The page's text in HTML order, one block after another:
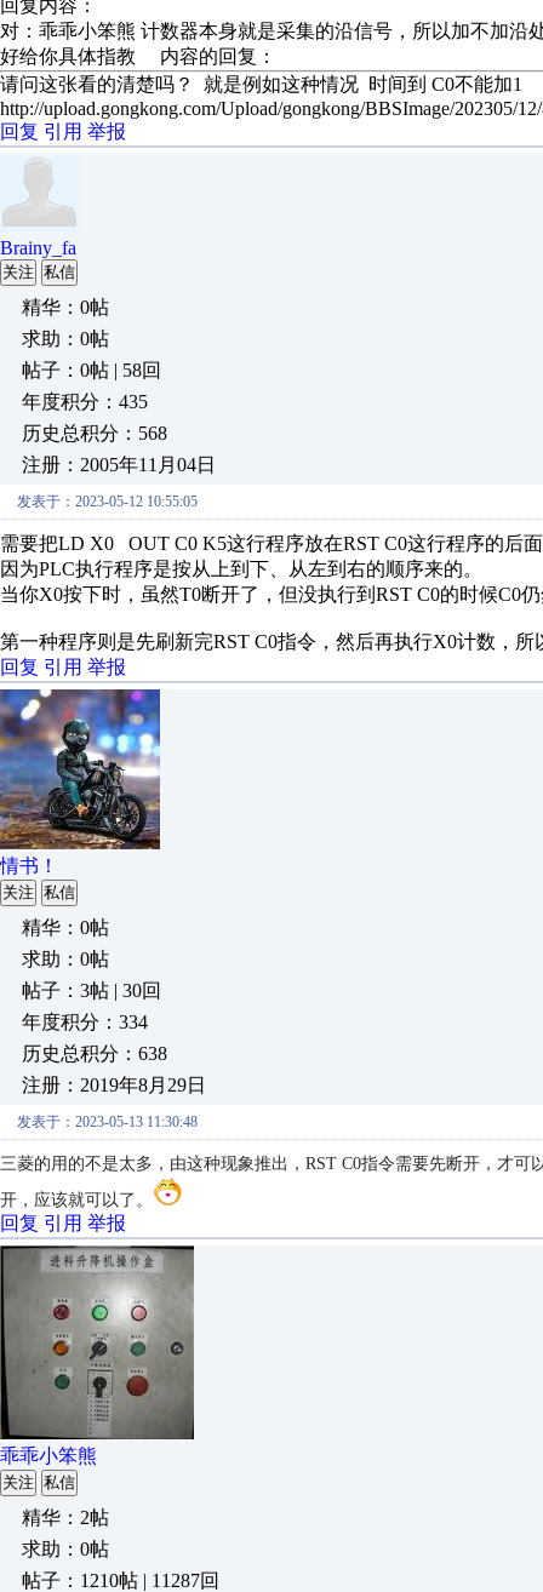
回复内容：
对：乖乖小笨熊 计数器本身就是采集的沿信号，所以加不加
好给你具体指教 内容的回复：
请问这张看的清楚吗？ 就是例如这种情况 时间到 C0不能加1
http://upload.gongkong.com/Upload/gongkong/BBSImage/202305/
回复 引用 举报
Brainy_fa
关注 私信
精华：0帖
求助：0帖
帖子：0帖 | 58回
年度积分：435
历史总积分：568
注册：2005年11月04日
发表于：2023-05-12 10:55:05
需要把LD X0 OUT C0 K5这行程序放在RST C0这行程序的后
因为PLC执行程序是按从上到下、从左到右的顺序来的。
当你X0按下时，虽然T0断开了，但没执行到RST C0的时候C0
第一种程序则是先刷新完RST C0指令，然后再执行X0计数，所
回复 引用 举报
情书！
关注 私信
精华：0帖
求助：0帖
帖子：3帖 | 30回
年度积分：334
历史总积分：638
注册：2019年8月29日
发表于：2023-05-13 11:30:48
三菱的用的不是太多，由这种现象推出，RST C0指令需要先断开，才
开，应该就可以了。
回复 引用 举报
乖乖小笨熊
关注 私信
精华：2帖
求助：0帖
帖子：1210帖 | 11287回